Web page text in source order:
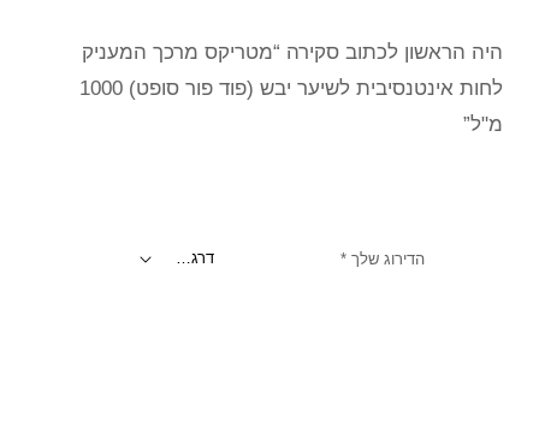
היה הראשון לכתוב סקירה “מטריקס מרכך המעניק
לחות אינטנסיבית לשיער יבש (פוד פור סופט) 1000
מ"ל”
הדירוג שלך *